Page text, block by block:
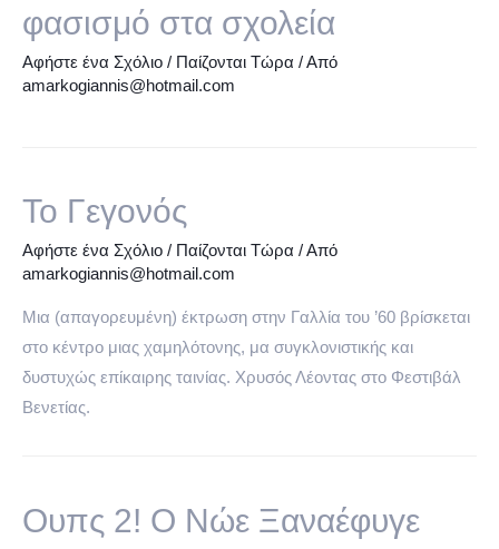
φασισμό στα σχολεία
Αφήστε ένα Σχόλιο / Παίζονται Τώρα / Από
amarkogiannis@hotmail.com
Το Γεγονός
Αφήστε ένα Σχόλιο / Παίζονται Τώρα / Από
amarkogiannis@hotmail.com
Μια (απαγορευμένη) έκτρωση στην Γαλλία του ’60 βρίσκεται
στο κέντρο μιας χαμηλότονης, μα συγκλονιστικής και
δυστυχώς επίκαιρης ταινίας. Χρυσός Λέοντας στο Φεστιβάλ
Βενετίας.
Ουπς 2! Ο Νώε Ξαναέφυγε